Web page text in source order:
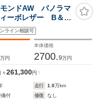
ンドAW パノラマ
ーボレザー B＆
ッサージ 衝突軽
ブラックP
ライン相談可
万円
本体価格
2700.9万円
々261,300円
走行 1.0万km
備付 修復
なし